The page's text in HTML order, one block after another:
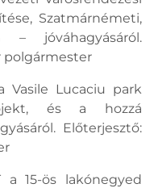
Szatmárnémeti,
– jóváhagyásáról.
polgármester
Vasile Lucaciu park
és a hozzá
Előterjesztő:
a 15-ös lakónegyed